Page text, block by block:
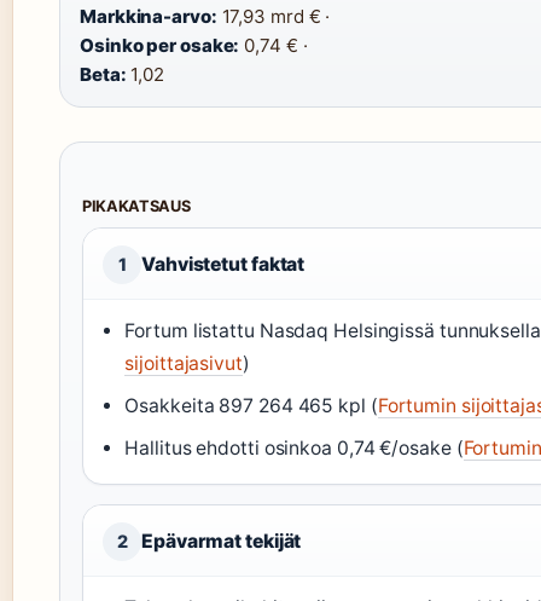
Markkina-arvo: 17,93 mrd € ·
Osinko per osake: 0,74 € ·
Beta: 1,02
PIKAKATSAUS
1 Vahvistetut faktat
Fortum listattu Nasdaq Helsingissä
sijoittajasivut)
Osakkeita 897 264 465 kpl (Fortumin
Hallitus ehdotti osinkoa 0,74 €/osake (
2 Epävarmat tekijät